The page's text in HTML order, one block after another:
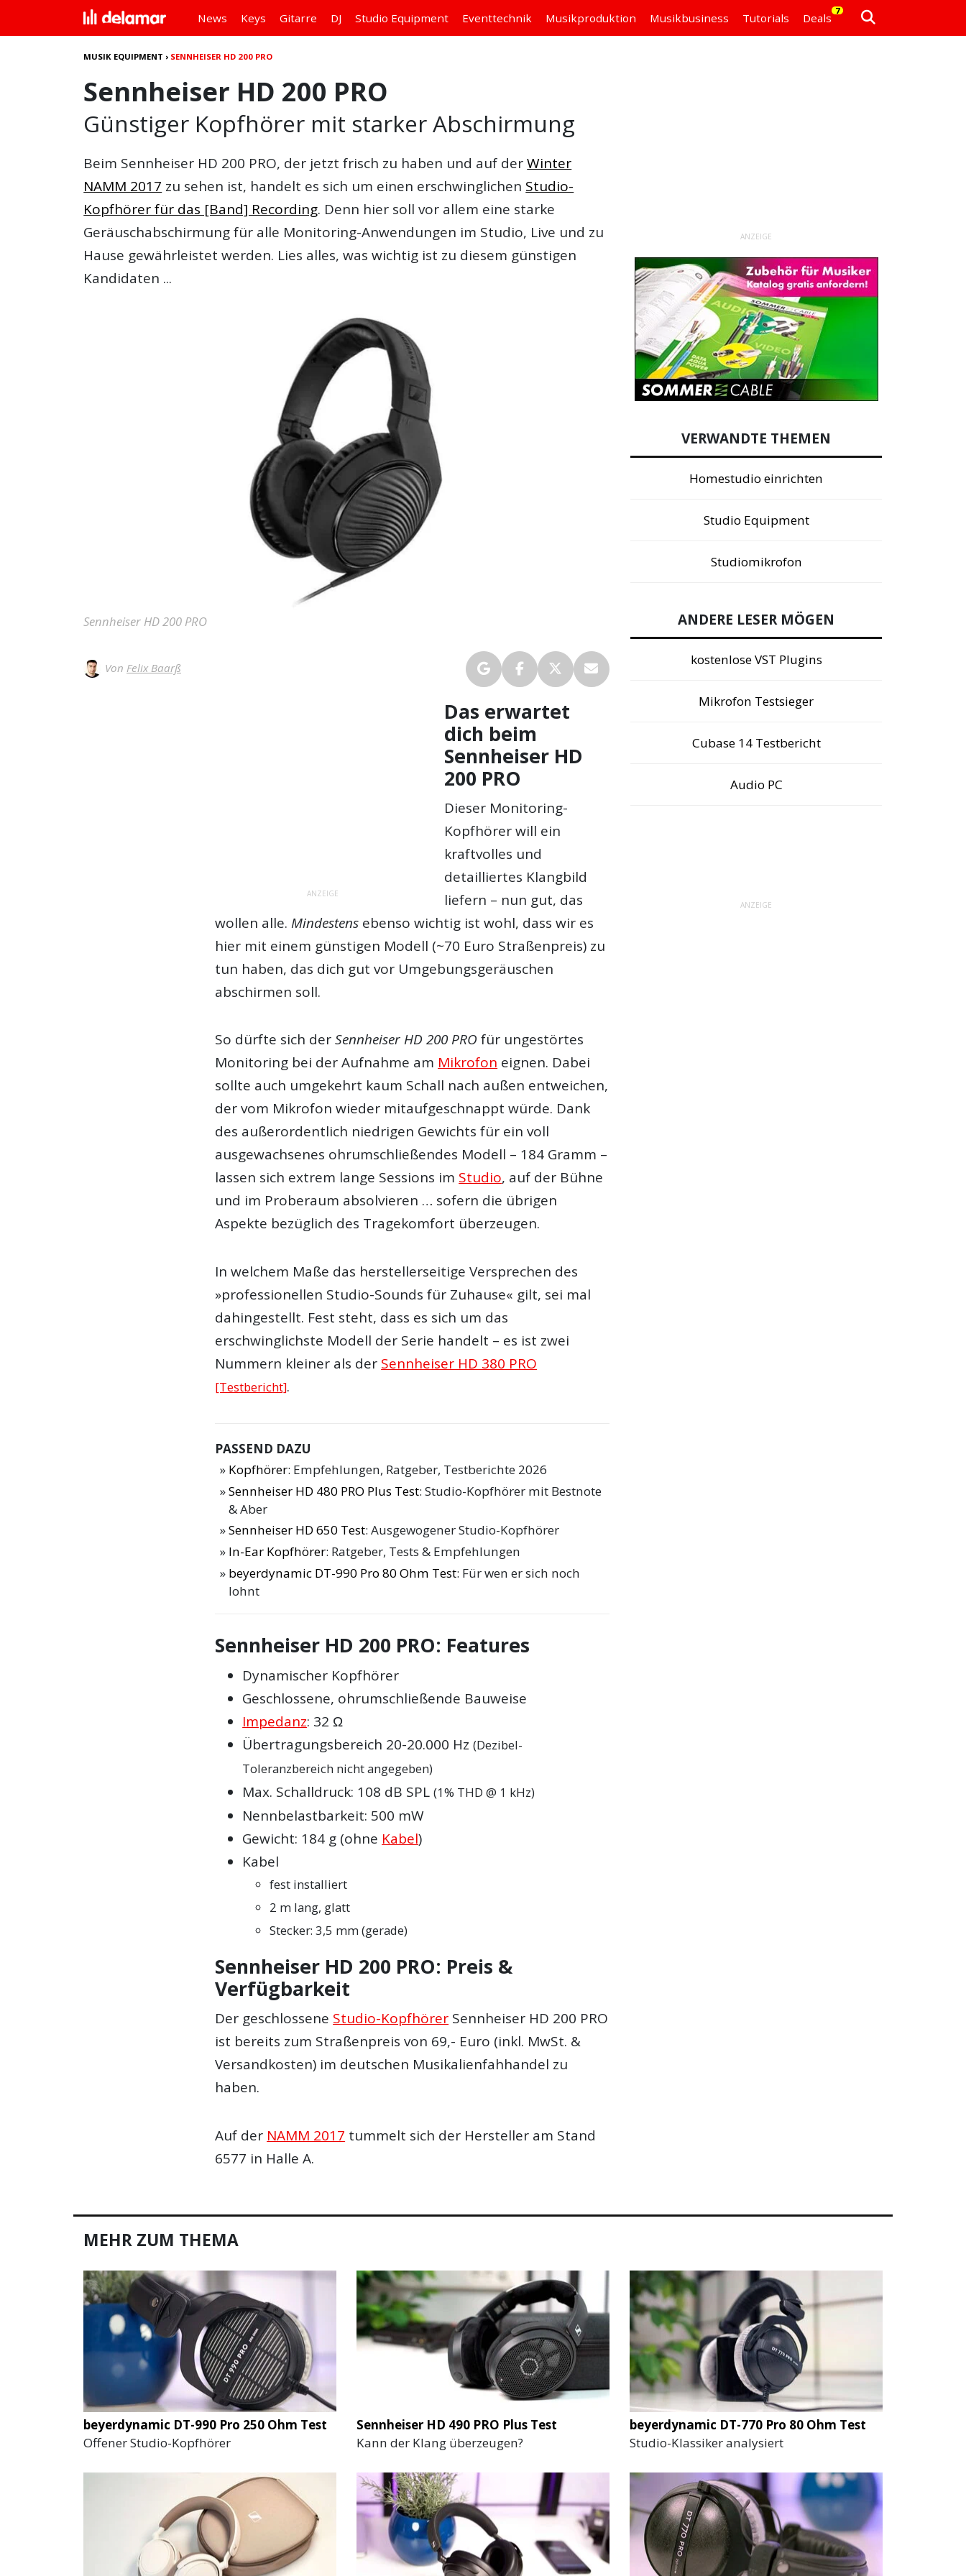
News Keys Gitarre DJ Studio Equipment Eventtechnik Musikproduktion Musikbusiness Tutorials Deals
7
MUSIK EQUIPMENT › SENNHEISER HD 200 PRO
Sennheiser HD 200 PRO
Günstiger Kopfhörer mit starker Abschirmung
Beim Sennheiser HD 200 PRO, der jetzt frisch zu haben und auf derWinter
NAMM 2017 zu sehen ist, handelt es sich um einen erschwinglichen Studio-
Kopfhörer für das [Band] Recording. Denn hier soll vor allem eine starke
Geräuschabschirmung für alle Monitoring-Anwendungen im Studio, Live und zu
Hause gewährleistet werden. Lies alles, was wichtig ist zu diesem günstigen
Kandidaten ...
Sennheiser HD 200 PRO
Von Felix Baarß
ANZEIGE
Das erwartet
dich beim
Sennheiser HD
200 PRO
Dieser Monitoring-
Kopfhörer will ein
kraftvolles und
detailliertes Klangbild
liefern – nun gut, das
wollen alle.Mindestens ebenso wichtig ist wohl, dass wir es
hier mit einem günstigen Modell (~70 Euro Straßenpreis) zu
tun haben, das dich gut vor Umgebungsgeräuschen
abschirmen soll.
So dürfte sich derSennheiser HD 200 PRO für ungestörtes
Monitoring bei der Aufnahme am Mikrofon eignen. Dabei
sollte auch umgekehrt kaum Schall nach außen entweichen,
der vom Mikrofon wieder mitaufgeschnappt würde. Dank
des außerordentlich niedrigen Gewichts für ein voll
ausgewachsenes ohrumschließendes Modell – 184 Gramm –
lassen sich extrem lange Sessions im Studio, auf der Bühne
und im Proberaum absolvieren … sofern die übrigen
Aspekte bezüglich des Tragekomfort überzeugen.
In welchem Maße das herstellerseitige Versprechen des
»professionellen Studio-Sounds für Zuhause« gilt, sei mal
dahingestellt. Fest steht, dass es sich um das
erschwinglichste Modell der Serie handelt – es ist zwei
Nummern kleiner als der Sennheiser HD 380 PRO
[Testbericht].
PASSEND DAZU
Kopfhörer: Empfehlungen, Ratgeber, Testberichte 2026
Sennheiser HD 480 PRO Plus Test: Studio-Kopfhörer mit Bestnote
& Aber
Sennheiser HD 650 Test: Ausgewogener Studio-Kopfhörer
In-Ear Kopfhörer: Ratgeber, Tests & Empfehlungen
beyerdynamic DT-990 Pro 80 Ohm Test: Für wen er sich noch
lohnt
Sennheiser HD 200 PRO: Features
Dynamischer Kopfhörer
Geschlossene, ohrumschließende Bauweise
Impedanz: 32 Ω
Übertragungsbereich 20-20.000 Hz(Dezibel-
Toleranzbereich nicht angegeben)
Max. Schalldruck: 108 dB SPL(1% THD @ 1 kHz)
Nennbelastbarkeit: 500 mW
Gewicht: 184 g (ohne Kabel)
Kabel
fest installiert
2 m lang, glatt
Stecker: 3,5 mm (gerade)
Sennheiser HD 200 PRO: Preis &
Verfügbarkeit
Der geschlossene Studio-Kopfhörer Sennheiser HD 200 PRO
ist bereits zum Straßenpreis von 69,- Euro (inkl. MwSt. &
Versandkosten) im deutschen Musikalienfahhandel zu
haben.
Auf der NAMM 2017 tummelt sich der Hersteller am Stand
6577 in Halle A.
ANZEIGE
VERWANDTE THEMEN
Homestudio einrichten
Studio Equipment
Studiomikrofon
ANDERE LESER MÖGEN
kostenlose VST Plugins
Mikrofon Testsieger
Cubase 14 Testbericht
Audio PC
ANZEIGE
MEHR ZUM THEMA
beyerdynamic DT-990 Pro 250 Ohm Test
Offener Studio-Kopfhörer
Sennheiser HD 490 PRO Plus Test
Kann der Klang überzeugen?
beyerdynamic DT-770 Pro 80 Ohm Test
Studio-Klassiker analysiert